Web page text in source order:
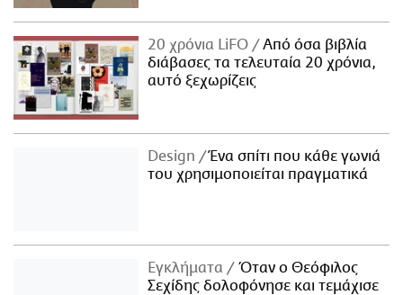
20 χρόνια LiFO
Από όσα βιβλία
διάβασες τα τελευταία 20 χρόνια,
αυτό ξεχωρίζεις
Design
Ένα σπίτι που κάθε γωνιά
του χρησιμοποιείται πραγματικά
Εγκλήματα
Όταν ο Θεόφιλος
Σεχίδης δολοφόνησε και τεμάχισε